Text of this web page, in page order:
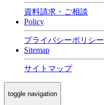
資料請求・ご相談
Policy
プライバシーポリシー
Sitemap
サイトマップ
toggle navigation